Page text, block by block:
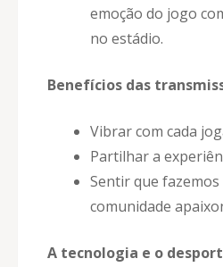
emoção do jogo
no estádio.
Benefícios das
Vibrar com cada
Partilhar a
Sentir que
comunidade
A tecnologia e o